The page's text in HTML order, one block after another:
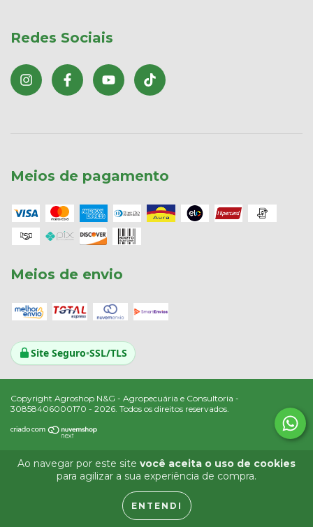
Ao navegar por este site você aceita o uso de cookies
para agilizar a sua experiência de compra.
ENTENDI
Redes Sociais
Meios de pagamento
Meios de envio
Site Seguro•SSL/TLS
Copyright Agroshop N&G - Agropecuária e Consultoria -
30858406000170 - 2026. Todos os direitos reservados.